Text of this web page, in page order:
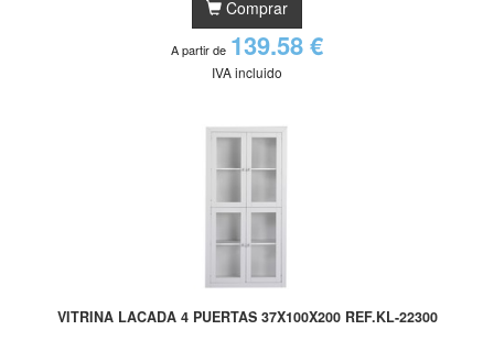
Comprar
A partir de 139.58 €
IVA incluido
VITRINA LACADA 4 PUERTAS 37X100X200 REF.KL-22300